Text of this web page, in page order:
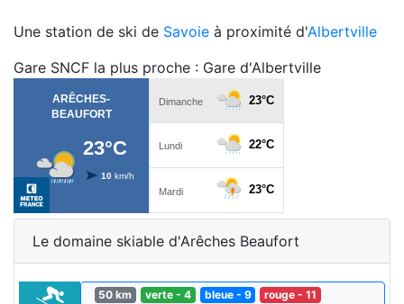
Une station de ski de Savoie à proximité d'Albertville
Gare SNCF la plus proche : Gare d'Albertville
Le domaine skiable d'Arêches Beaufort
50 km verte - 4 bleue - 9
rouge - 11